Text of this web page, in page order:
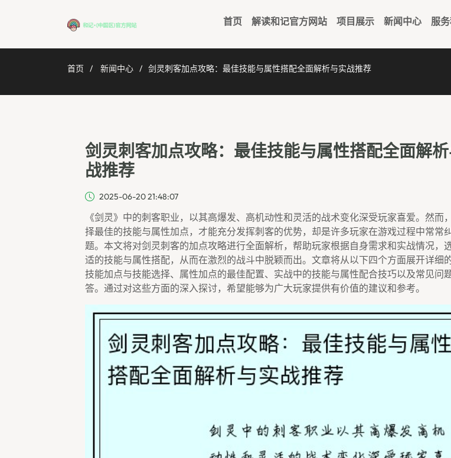
首页 解读和记官方网站 项目展示 新闻中心 服
首页 新闻中心 剑灵刺客加点攻略：最佳技能与属性搭配全面解析与实战推荐
剑灵刺客加点攻略：最佳技能与属性搭配全面解
战推荐
2025-06-20 21:48:07
《剑灵》中的刺客职业，以其高爆发、高机动性和灵活的战术变化深受玩家喜爱。然而
择最佳的技能与属性加点，才能充分发挥刺客的优势，却是许多玩家在游戏过程中常常
题。本文将对剑灵刺客的加点攻略进行全面解析，帮助玩家根据自身需求和实战情况，
适的技能与属性搭配，从而在激烈的战斗中脱颖而出。文章将从以下四个方面展开详细的
技能加点与技能选择、属性加点的最佳配置、实战中的技能与属性配合技巧以及常见问
答。通过对这些方面的深入探讨，希望能够为广大玩家提供有价值的建议和参考。